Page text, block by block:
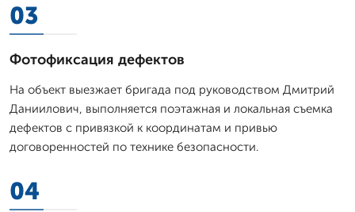
03
Фотофиксация дефектов
На объект выезжает бригада под руководством Дмитpий
Даниилович, выполняется поэтажная и локальная съемка
дефектов с привязкой к координатам и привью
договоренностей по технике безопасности.
04